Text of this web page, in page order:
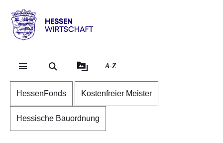
Hessen
Wirtschaft
A-Z
HessenFonds Kostenfreier Meister
Hessische Bauordnung